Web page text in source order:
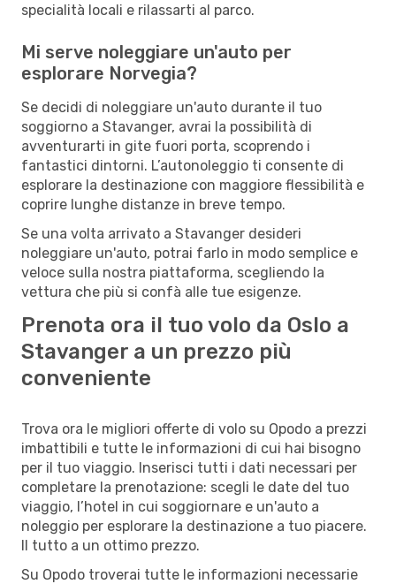
specialità locali e rilassarti al parco.
Mi serve noleggiare un'auto per
esplorare Norvegia?
Se decidi di noleggiare un'auto durante il tuo
soggiorno a Stavanger, avrai la possibilità di
avventurarti in gite fuori porta, scoprendo i
fantastici dintorni. L’autonoleggio ti consente di
esplorare la destinazione con maggiore flessibilità e
coprire lunghe distanze in breve tempo.
Se una volta arrivato a Stavanger desideri
noleggiare un'auto, potrai farlo in modo semplice e
veloce sulla nostra piattaforma, scegliendo la
vettura che più si confà alle tue esigenze.
Prenota ora il tuo volo da Oslo a
Stavanger a un prezzo più
conveniente
Trova ora le migliori offerte di volo su Opodo a prezzi
imbattibili e tutte le informazioni di cui hai bisogno
per il tuo viaggio. Inserisci tutti i dati necessari per
completare la prenotazione: scegli le date del tuo
viaggio, l’hotel in cui soggiornare e un'auto a
noleggio per esplorare la destinazione a tuo piacere.
Il tutto a un ottimo prezzo.
Su Opodo troverai tutte le informazioni necessarie